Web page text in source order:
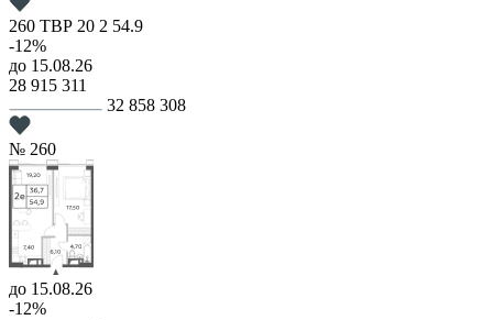
260 ТВР 20 2 54.9
-12%
до 15.08.26
28 915 311
32 858 308
№ 260
до 15.08.26
-12%